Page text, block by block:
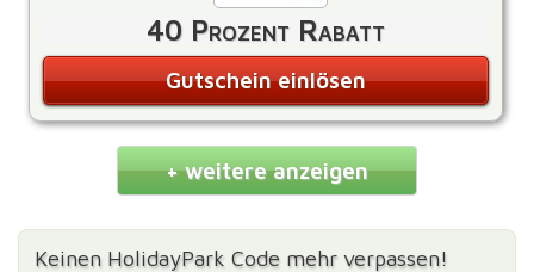
40 Prozent Rabatt
Gutschein einlösen
+ weitere anzeigen
Keinen HolidayPark Code mehr verpassen!